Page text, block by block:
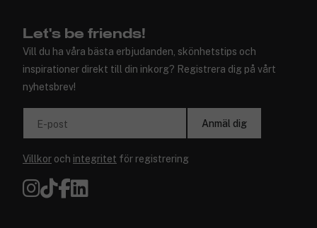
Let's be friends!
Vill du ha våra bästa erbjudanden, skönhetstips och
inspirationer direkt till din inkorg? Registrera dig på vårt
nyhetsbrev!
E-post Anmäl dig
Villkor och integritet för registrering